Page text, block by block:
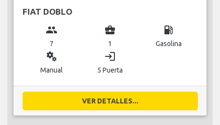
FIAT DOBLO
group
7
business_center
1
local_gas_station
Gasolina
miscellaneous_services
Manual
login
5 Puerta
VER DETALLES...